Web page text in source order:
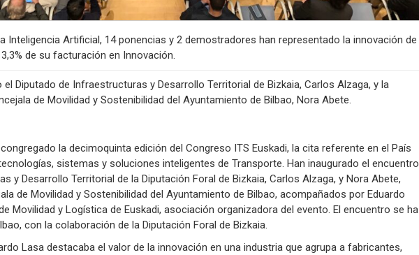
Inteligencia Artificial, 14 ponencias y 2 demostradores han representado la innovación de
de su facturación en Innovación.
el Diputado de Infraestructuras y Desarrollo Territorial de Bizkaia, Carlos Alzaga, y la
de Movilidad y Sostenibilidad del Ayuntamiento de Bilbao, Nora Abete.
la decimoquinta edición del Congreso ITS Euskadi, la cita referente en el País
sistemas y soluciones inteligentes de Transporte. Han inaugurado el encuentro
y Desarrollo Territorial de la Diputación Foral de Bizkaia, Carlos Alzaga, y Nora Abete,
de Movilidad y Sostenibilidad del Ayuntamiento de Bilbao, acompañados por Eduardo
Movilidad y Logística de Euskadi, asociación organizadora del evento. El encuentro se ha
con la colaboración de la Diputación Foral de Bizkaia.
Lasa destacaba el valor de la innovación en una industria que agrupa a fabricantes,